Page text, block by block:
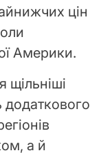
цін
Америки.
щільніші
додаткового
а й